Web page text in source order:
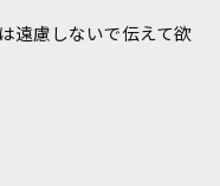
遠慮しないで伝えて欲